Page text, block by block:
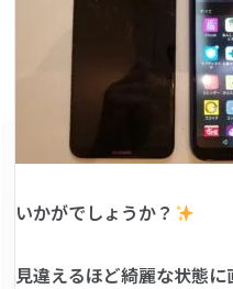
いかがでしょうか？
見違えるほど綺麗な状態に